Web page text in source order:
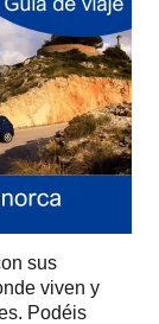
sus
viven y
Podéis